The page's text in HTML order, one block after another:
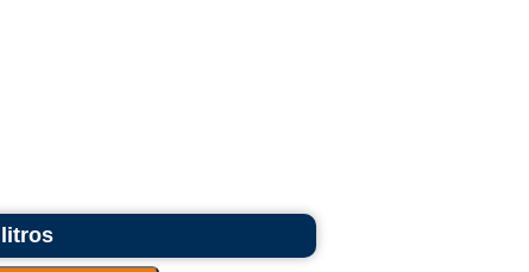
litros